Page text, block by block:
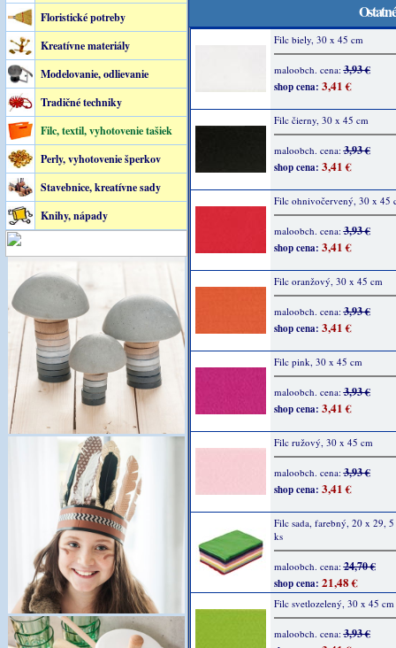
Floristické potreby
Kreatívne materiály
Modelovanie, odlievanie
Tradičné techniky
Filc, textil, vyhotovenie tašiek
Perly, vyhotovenie šperkov
Stavebnice, kreatívne sady
Knihy, nápady
Filc biely, 30 x 45 cm
maloobch. cena:3,93 €
shop cena: 3,41 €
Filc čierny, 30 x 45 cm
maloobch. cena:3,93 €
shop cena: 3,41 €
Filc ohnivočervený, 30 x 45
maloobch. cena:3,93 €
shop cena: 3,41 €
Filc oranžový, 30 x 45 cm
maloobch. cena:3,93 €
shop cena: 3,41 €
Filc pink, 30 x 45 cm
maloobch. cena:3,93 €
shop cena: 3,41 €
Filc ružový, 30 x 45 cm
maloobch. cena:3,93 €
shop cena: 3,41 €
Filc sada, farebný, 20 x 29,
ks
maloobch. cena:24,70 €
shop cena: 21,48 €
Filc svetlozelený, 30 x 45 cm
maloobch. cena:3,93 €